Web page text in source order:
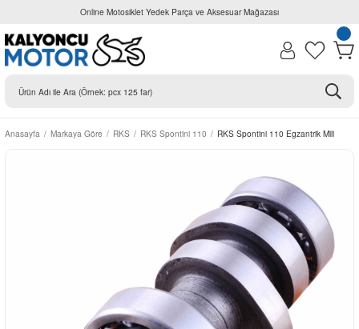
Online Motosiklet Yedek Parça ve Aksesuar Mağazası
Anasayfa Markaya Göre RKS RKS Spontini 110 RKS Spontini 110 Egzantrik Mili